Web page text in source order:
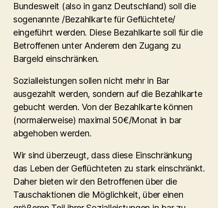
Bundesweit (also in ganz Deutschland) soll die
sogenannte /Bezahlkarte für Geflüchtete/
eingeführt werden. Diese Bezahlkarte soll für die
Betroffenen unter Anderem den Zugang zu
Bargeld einschränken.
Sozialleistungen sollen nicht mehr in Bar
ausgezahlt werden, sondern auf die Bezahlkarte
gebucht werden. Von der Bezahlkarte können
(normalerweise) maximal 50€/Monat in bar
abgehoben werden.
Wir sind überzeugt, dass diese Einschränkung
das Leben der Geflüchteten zu stark einschränkt.
Daher bieten wir den Betroffenen über die
Tauschaktionen die Möglichkeit, über einen